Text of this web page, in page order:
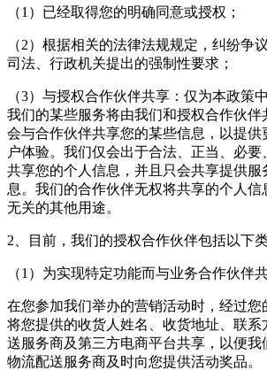
（1）已经取得您的明确同意或授权；
（2）根据相关的法律法规规定，纠纷争
司法、行政机关提出的强制性要求；
（3）与授权合作伙伴共享：仅为本政策
我们的某些服务将由我们和授权合作伙伴
会与合作伙伴共享您的某些信息，以提供
户体验。我们仅会出于合法、正当、必
共享您的个人信息，并且只会共享提供服
息。我们的合作伙伴无权将共享的个人信
无关的其他用途。
2、目前，我们的授权合作伙伴包括以下类
（1）为实现特定功能而与业务合作伙伴共
在您参加我们举办的营销活动时，经过您
将您提供的收货人姓名、收货地址、联系
送服务商及第三方电商平台共享，以便我
物流配送服务商及时向您提供活动奖品。